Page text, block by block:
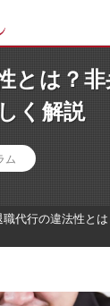
とは？
く解説
ム
職代行の違法性と